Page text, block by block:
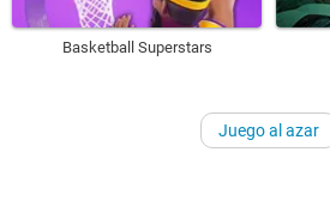
Basketball Superstars
Juego al azar